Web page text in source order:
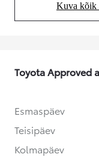
Kuva kõik
Toyota Approved
Esmaspäev
Teisipäev
Kolmapäev